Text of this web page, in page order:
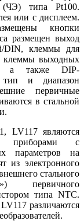
(ЧЭ) типа Pt100.
или с дисплеем.
кнопки
размещен выход
DIN, клеммы для
клеммы выходных
а также DIP-
тип и диапазон
первичные
в стальной
LV117 являются
приборами с
параметров на
из электронного
стального
первичного
типа NTC.
различаются